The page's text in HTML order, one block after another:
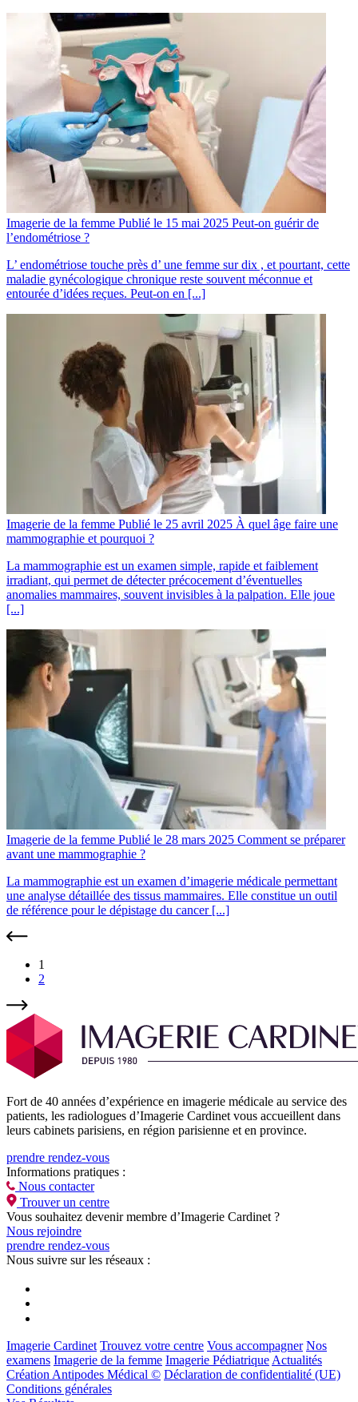
Imagerie de la femme Publié le 15 mai 2025 Peut-on guérir de
l’endométriose ?
L’ endométriose touche près d’ une femme sur dix , et pourtant, cette
maladie gynécologique chronique reste souvent méconnue et
entourée d’idées reçues. Peut-on en [...]
Imagerie de la femme Publié le 25 avril 2025 À quel âge faire une
mammographie et pourquoi ?
La mammographie est un examen simple, rapide et faiblement
irradiant, qui permet de détecter précocement d’éventuelles
anomalies mammaires, souvent invisibles à la palpation. Elle joue
[...]
Imagerie de la femme Publié le 28 mars 2025 Comment se préparer
avant une mammographie ?
La mammographie est un examen d’imagerie médicale permettant
une analyse détaillée des tissus mammaires. Elle constitue un outil
de référence pour le dépistage du cancer [...]
1
2
Fort de 40 années d’expérience en imagerie médicale au service des
patients, les radiologues d’Imagerie Cardinet vous accueillent dans
leurs cabinets parisiens, en région parisienne et en province.
prendre rendez-vous
Informations pratiques :
Nous contacter
Trouver un centre
Vous souhaitez devenir membre d’Imagerie Cardinet ?
Nous rejoindre
prendre rendez-vous
Nous suivre sur les réseaux :
Imagerie Cardinet Trouvez votre centre Vous accompagner Nos
examens Imagerie de la femme Imagerie Pédiatrique Actualités
Création Antipodes Médical © Déclaration de confidentialité (UE)
Conditions générales